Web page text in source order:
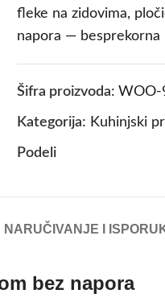
fleke na zidovima,
napora — besprekorna
Šifra proizvoda: WOO-
Kategorija: Kuhinjski
Podeli
NARUČIVANJE I
bez napora